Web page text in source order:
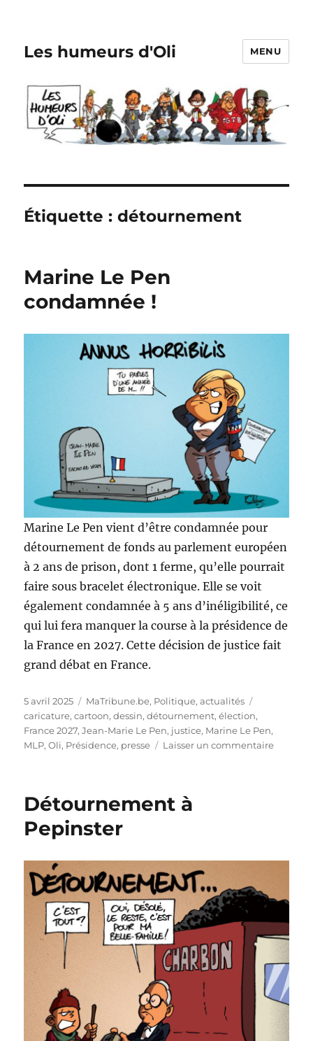
Les humeurs d'Oli MENU
Étiquette :détournement
Marine Le Pen
condamnée !
Marine Le Pen vient d’être condamnée pour
détournement de fonds au parlement européen
à 2 ans de prison, dont 1 ferme, qu’elle pourrait
faire sous bracelet électronique. Elle se voit
également condamnée à 5 ans d’inéligibilité, ce
qui lui fera manquer la course à la présidence de
la France en 2027. Cette décision de justice fait
grand débat en France.
Publié
le
5 avril 2025 Catégories
MaTribune.be, Politique, actualités
caricature,cartoon,dessin,détournement,élection,
France 2027,Jean-Marie Le Pen, justice, Marine Le Pen,
MLP,Oli, Présidence, presse Laisser un commentairesur
Détournement à
Pepinster